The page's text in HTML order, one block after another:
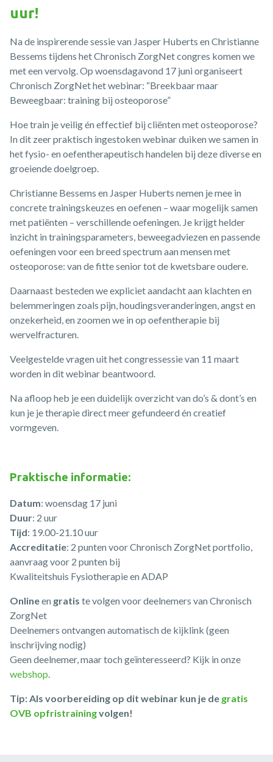
uur!
Na de inspirerende sessie van Jasper Huberts en Christianne
Bessems tijdens het Chronisch ZorgNet congres komen we
met een vervolg. Op woensdagavond 17 juni organiseert
Chronisch ZorgNet het webinar: “Breekbaar maar
Beweegbaar: training bij osteoporose”
Hoe train je veilig én effectief bij cliënten met osteoporose?
In dit zeer praktisch ingestoken webinar duiken we samen in
het fysio- en oefentherapeutisch handelen bij deze diverse en
groeiende doelgroep.
Christianne Bessems en Jasper Huberts nemen je mee in
concrete trainingskeuzes en oefenen – waar mogelijk samen
met patiënten – verschillende oefeningen. Je krijgt helder
inzicht in trainingsparameters, beweegadviezen en passende
oefeningen voor een breed spectrum aan mensen met
osteoporose: van de fitte senior tot de kwetsbare oudere.
Daarnaast besteden we expliciet aandacht aan klachten en
belemmeringen zoals pijn, houdingsveranderingen, angst en
onzekerheid, en zoomen we in op oefentherapie bij
wervelfracturen.
Veelgestelde vragen uit het congressessie van 11 maart
worden in dit webinar beantwoord.
Na afloop heb je een duidelijk overzicht van do’s & dont’s en
kun je je therapie direct meer gefundeerd én creatief
vormgeven.
Praktische informatie:
Datum: woensdag 17 juni
Duur: 2 uur
Tijd: 19.00-21.10 uur
Accreditatie: 2 punten voor Chronisch ZorgNet portfolio,
aanvraag voor 2 punten bij
Kwaliteitshuis Fysiotherapie en ADAP
Onlineen gratis te volgen voor deelnemers van Chronisch
ZorgNet
Deelnemers ontvangen automatisch de kijklink (geen
inschrijving nodig)
Geen deelnemer, maar toch geïnteresseerd? Kijk in onze
webshop.
Tip: Als voorbereiding op dit webinar kun je de gratis
OVB opfristrainingvolgen!